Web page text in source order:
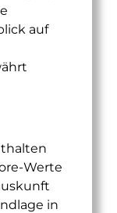
auf
Werte
in